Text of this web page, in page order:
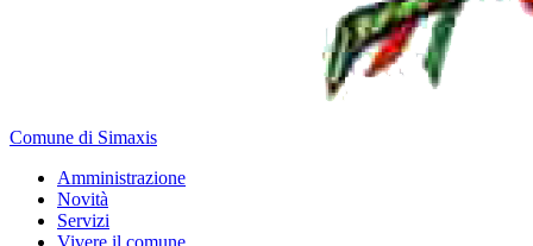
Comune di Simaxis
Amministrazione
Novità
Servizi
Vivere il comune